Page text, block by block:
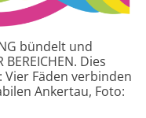
bündelt und
Dies
Fäden verbinden
Ankertau, Foto: